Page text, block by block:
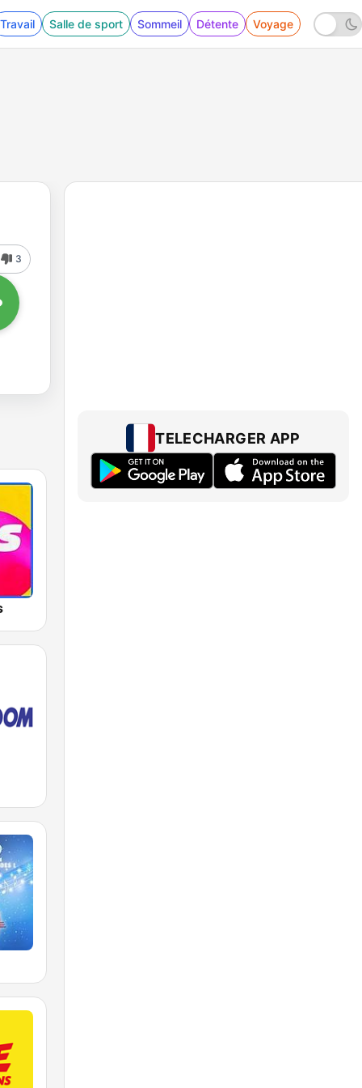
Travail Salle de sport Sommeil Détente Voyage
3
TELECHARGER APP